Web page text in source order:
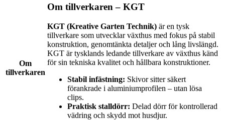
Om
tillverkaren
Om tillverkaren – KGT
KGT (Kreative Garten Technik) är en tysk
tillverkare som utvecklar växthus med fokus på stabil
konstruktion, genomtänkta detaljer och lång livslängd.
KGT är tysklands ledande tillverkare av växthus känd
för sin tekniska kvalitet och hållbara konstruktioner.
Stabil infästning: Skivor sitter säkert
förankrade i aluminiumprofilen – utan lösa
clips.
Praktisk stalldörr: Delad dörr för kontrollerad
vädring och skydd mot husdjur.